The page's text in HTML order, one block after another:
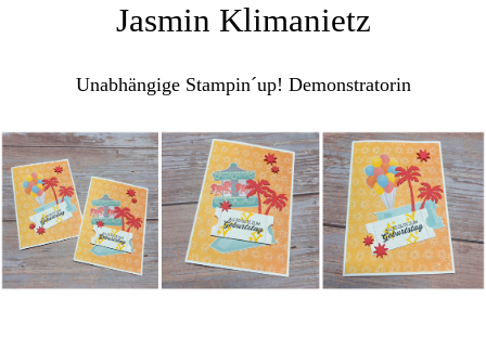
Jasmin Klimanietz
Unabhängige Stampin´up! Demonstratorin